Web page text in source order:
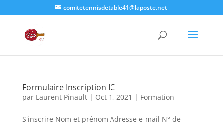
comitetennisdetable41@laposte.net
Formulaire Inscription IC
par Laurent Pinault| Oct 1, 2021 | Formation
S'inscrire Nom et prénom Adresse e-mail N° de